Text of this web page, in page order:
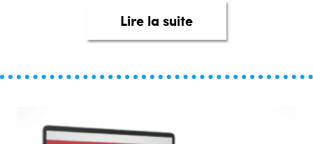
Lire la suiteabout Nous